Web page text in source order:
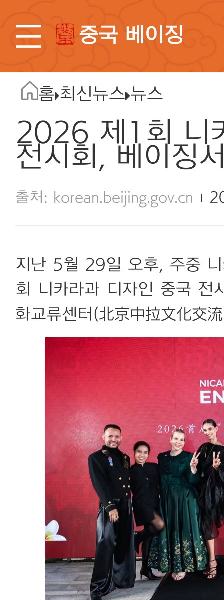
중국 베이징
홈 최신뉴스 뉴스
2026 제1회 니
전시회, 베이징
korean.beijing.gov.cn
지난 5월 29일 오후, 주중
회 니카라과 디자인 중국 전
화교류센터(北京中拉文化交